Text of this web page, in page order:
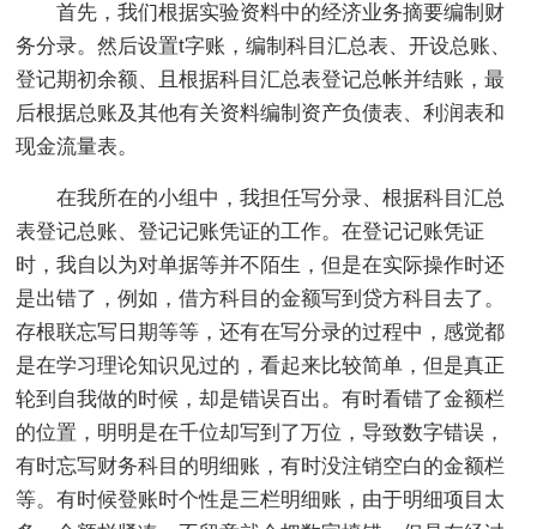
首先，我们根据实验资料中的经济业务摘要编制财
务分录。然后设置t字账，编制科目汇总表、开设总账、
登记期初余额、且根据科目汇总表登记总帐并结账，最
后根据总账及其他有关资料编制资产负债表、利润表和
现金流量表。
在我所在的小组中，我担任写分录、根据科目汇总
表登记总账、登记记账凭证的工作。在登记记账凭证
时，我自以为对单据等并不陌生，但是在实际操作时还
是出错了，例如，借方科目的金额写到贷方科目去了。
存根联忘写日期等等，还有在写分录的过程中，感觉都
是在学习理论知识见过的，看起来比较简单，但是真正
轮到自我做的时候，却是错误百出。有时看错了金额栏
的位置，明明是在千位却写到了万位，导致数字错误，
有时忘写财务科目的明细账，有时没注销空白的金额栏
等。有时候登账时个性是三栏明细账，由于明细项目太